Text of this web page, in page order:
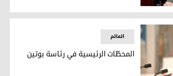
العالم
المحطّات الرئيسية في رئاسة بوتين